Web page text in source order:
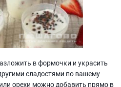
в формочки и украсить
сладостями по вашему
орехи можно добавить прямо в